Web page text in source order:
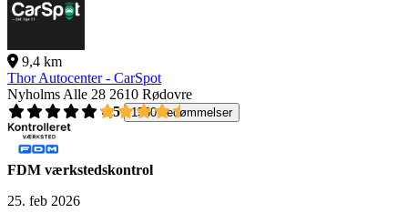
9,4 km
Thor Autocenter - CarSpot
Nyholms Alle 28 2610 Rødovre
4,5
1560 bedømmelser
FDM værkstedskontrol
25. feb 2026